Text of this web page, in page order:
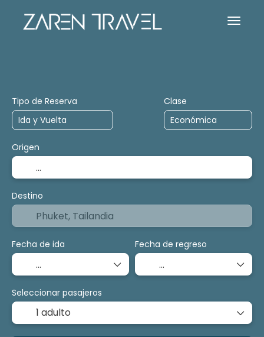
Tipo de Reserva Clase
Origen
Destino
Fecha de ida Fecha de regreso
Seleccionar pasajeros
1 adulto